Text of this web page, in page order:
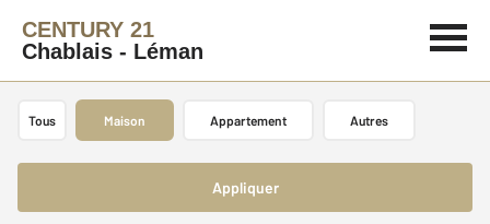
CENTURY 21
Chablais - Léman
Tous Maison Appartement Autres
Appliquer